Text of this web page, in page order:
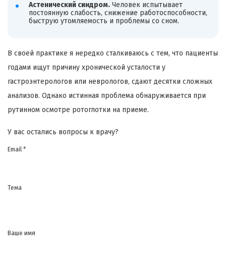
Астенический синдром.Человек испытывает
постоянную слабость, снижение работоспособности,
быструю утомляемость и проблемы со сном.
В своей практике я нередко сталкиваюсь с тем, что пациенты
годами ищут причину хронической усталости у
гастроэнтерологов или неврологов, сдают десятки сложных
анализов. Однако истинная проблема обнаруживается при
рутинном осмотре ротоглотки на приеме.
У вас остались вопросы к врачу?
Email *
Тема
Ваше имя